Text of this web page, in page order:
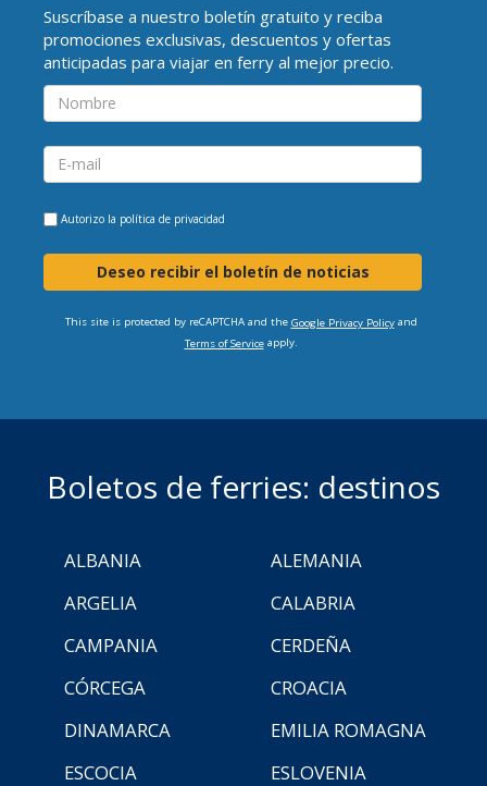
Suscríbase a nuestro boletín gratuito y reciba
promociones exclusivas, descuentos y ofertas
anticipadas para viajar en ferry al mejor precio.
Autorizo la política de privacidad
Deseo recibir el boletín de noticias
This site is protected by reCAPTCHA and the Google Privacy Policyand
Terms of Serviceapply.
Boletos de ferries: destinos
ALBANIA
ALEMANIA
ARGELIA
CALABRIA
CAMPANIA
CERDEÑA
CÓRCEGA
CROACIA
DINAMARCA
EMILIA ROMAGNA
ESCOCIA
ESLOVENIA